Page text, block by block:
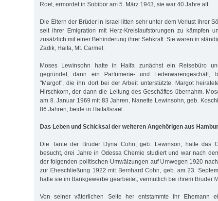
Roet, ermordet in Sobibor am 5. März 1943, sie war 40 Jahre alt.
Die Eltern der Brüder in Israel litten sehr unter dem Verlust ihrer
seit ihrer Emigration mit Herz-Kreislaufstörungen zu kämpfen
zusätzlich mit einer Behinderung ihrer Sehkraft. Sie waren in
Zadik, Haifa, Mt. Carmel.
Moses Lewinsohn hatte in Haifa zunächst ein Reisebüro
gegründet, dann ein Parfümerie- und Lederwarengeschäft,
"Margot", die ihn dort bei der Arbeit unterstützte. Margot
Hirschkorn, der dann die Leitung des Geschäftes übernahm.
am 8. Januar 1969 mit 83 Jahren, Nanette Lewinsohn, geb.
86 Jahren, beide in Haifa/Israel.
Das Leben und Schicksal der weiteren Angehörigen aus
Die Tante der Brüder Dyna Cohn, geb. Lewinson, hatte das
besucht, drei Jahre in Odessa Chemie studiert und war nach
der folgenden politischen Umwälzungen auf Umwegen 1920
zur Eheschließung 1922 mit Bernhard Cohn, geb. am 23.
hatte sie im Bankgewerbe gearbeitet, vermutlich bei ihrem Bruder
Von seiner väterlichen Seite her entstammte ihr Ehemann